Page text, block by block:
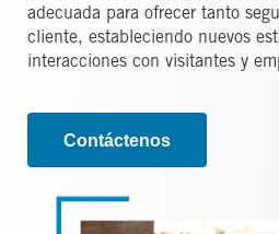
adecuada para ofrecer tanto
cliente, estableciendo nuevos
interacciones con visitantes y
Contáctenos